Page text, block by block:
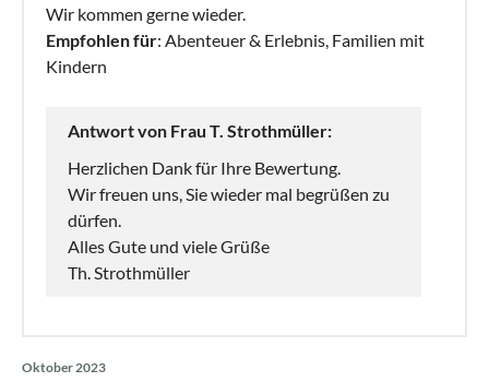
Wir kommen gerne wieder.
Empfohlen für: Abenteuer & Erlebnis, Familien mit
Kindern
Antwort von Frau T. Strothmüller:
Herzlichen Dank für Ihre Bewertung.
Wir freuen uns, Sie wieder mal begrüßen zu
dürfen.
Alles Gute und viele Grüße
Th. Strothmüller
Oktober 2023